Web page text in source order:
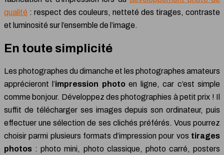
qualité : respect des couleurs, netteté des tirages, contraste
et luminosité sur l’ensemble de l’image.
En toute simplicité
Les photographes du dimanche et les photographes amateurs
apprécieront l’impression photoen ligne, car c’est simple
comme bonjour. Développez des photographies à petit prix ! Il
suffit de télécharger ses images depuis son ordinateur, puis
effectuer une sélection de ses clichés préférés. Vous pourrez
choisir parmi plusieurs formats d’impression pour vos tirages
photos : photo mini, photo classique, photo carré, posters